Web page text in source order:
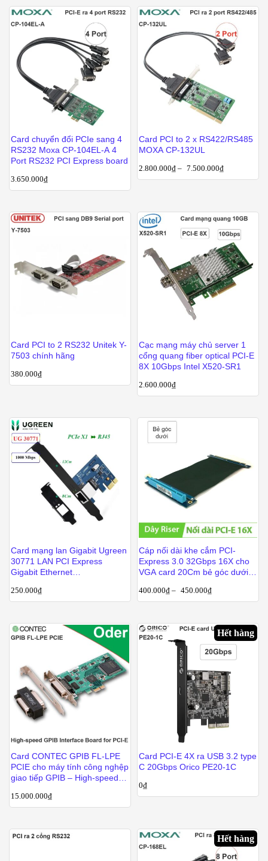
Card chuyển đổi PCIe sang 4
RS232 Moxa CP-104EL-A 4
Port RS232 PCI Express board
3.650.000₫
Card PCI to 2 x RS422/RS485
MOXA CP-132UL
2.800.000₫ – 7.500.000₫
Card PCI to 2 RS232 Unitek Y-
7503 chính hãng
380.000₫
Cạc mạng máy chủ server 1
cổng quang fiber optical PCI-E
8X 10Gbps Intel X520-SR1
2.600.000₫
Card mạng lan Gigabit Ugreen
30771 LAN PCI Express
Gigabit Ethernet
US230
250.000₫
Cáp nối dài khe cắm PCI-
Express 3.0 32Gbps 16X cho
VGA card 20Cm bẻ góc dưới
400.000₫ – 450.000₫
Card CONTEC GPIB FL-LPE
PCIE cho máy tính công nghệp
giao tiếp GPIB – High-speed
Profile Size) for PCI Express
GPIB FL-LPE PCIE
15.000.000₫
Hết hàng
Card PCI-E 4X ra USB 3.2 type
C 20Gbps Orico PE20-1C
0₫
Hết hàng